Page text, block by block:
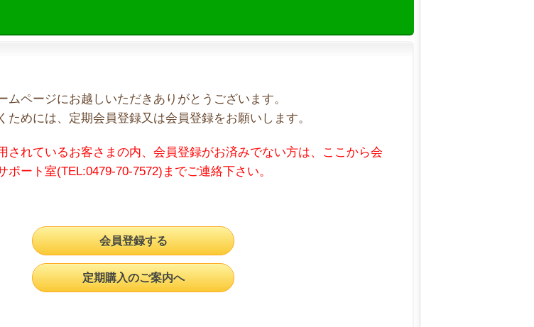
ムページにお越しいただきありがとうございます。
ためには、定期会員登録又は会員登録をお願いします。
されているお客さまの内、会員登録がお済みでない方は、ここから会
ポート室(TEL:0479-70-7572)までご連絡下さい。
会員登録する
定期購入のご案内へ